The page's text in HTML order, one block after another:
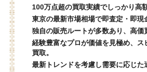
100万点超の買取実績でしっかり高
東京の最新市場相場で即査定・即現
独自の販売ルートが多数あり、高価
経験豊富なプロが価値を見極め、ス
買取。
最新トレンドを考慮し需要に応じた